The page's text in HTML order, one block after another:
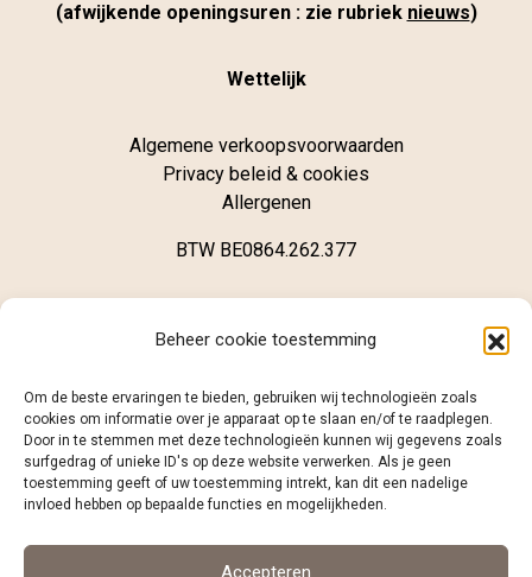
Beheer cookie toestemming
Om de beste ervaringen te bieden, gebruiken wij technologieën zoals
cookies om informatie over je apparaat op te slaan en/of te raadplegen.
Door in te stemmen met deze technologieën kunnen wij gegevens zoals
surfgedrag of unieke ID's op deze website verwerken. Als je geen
toestemming geeft of uw toestemming intrekt, kan dit een nadelige
invloed hebben op bepaalde functies en mogelijkheden.
Accepteren
(afwijkende openingsuren : zie rubriek nieuws)
Wettelijk
Algemene verkoopsvoorwaarden
Privacy beleid & cookies
Allergenen
BTW BE0864.262.377
B-8020 Oostkamp
+32 (0)468 12 98 86
info@caramelo.be
Volg ons